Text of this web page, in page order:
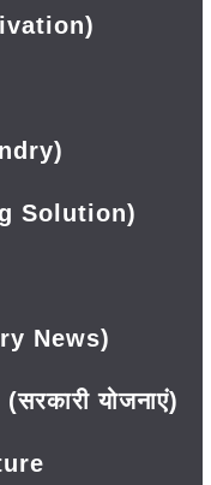
Solution)
News)
योजनाएं)